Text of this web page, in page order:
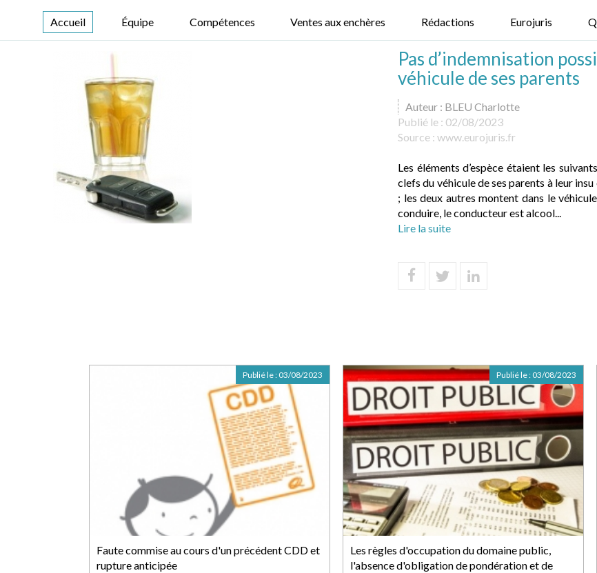
Accueil Équipe Compétences Ventes aux enchères Rédactions Eurojuris
Pas d’indemnisation
véhicule de ses parents
Auteur : BLEU Charlotte
Publié le : 02/08/2023
Source : www.eurojuris.fr
Les éléments d’espèce étaient les
clefs du véhicule de ses parents à leur
; les deux autres montent dans le
conduire, le conducteur est alcool...
Lire la suite
Faute commise au cours d'un précédent CDD et
rupture anticipée
Publié le : 03/08/2023
Les règles d'occupation du domaine public,
l'absence d'obligation de pondération et de
Publié le : 03/08/2023